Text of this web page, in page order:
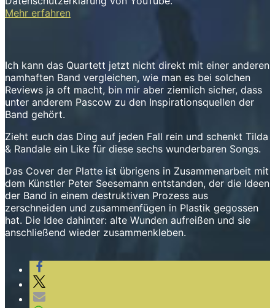
Mehr erfahren
YouTube immer entsperren
Ich kann das Quartett jetzt nicht direkt mit einer anderen
namhaften Band vergleichen, wie man es bei solchen
Reviews ja oft macht, bin mir aber ziemlich sicher, dass
unter anderem Pascow zu den Inspirationsquellen der
Band gehört.
Zieht euch das Ding auf jeden Fall rein und schenkt Tilda
& Randale ein Like für diese sechs wunderbaren Songs.
Das Cover der Platte ist übrigens in Zusammenarbeit mit
dem Künstler Peter Seesemann entstanden, der die Ideen
der Band in einem destruktiven Prozess aus
zerschneiden und zusammenfügen in Plastik gegossen
hat. Die Idee dahinter: alte Wunden aufreißen und sie
anschließend wieder zusammenkleben.